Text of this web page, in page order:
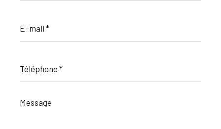
mail
*
*
Message
*